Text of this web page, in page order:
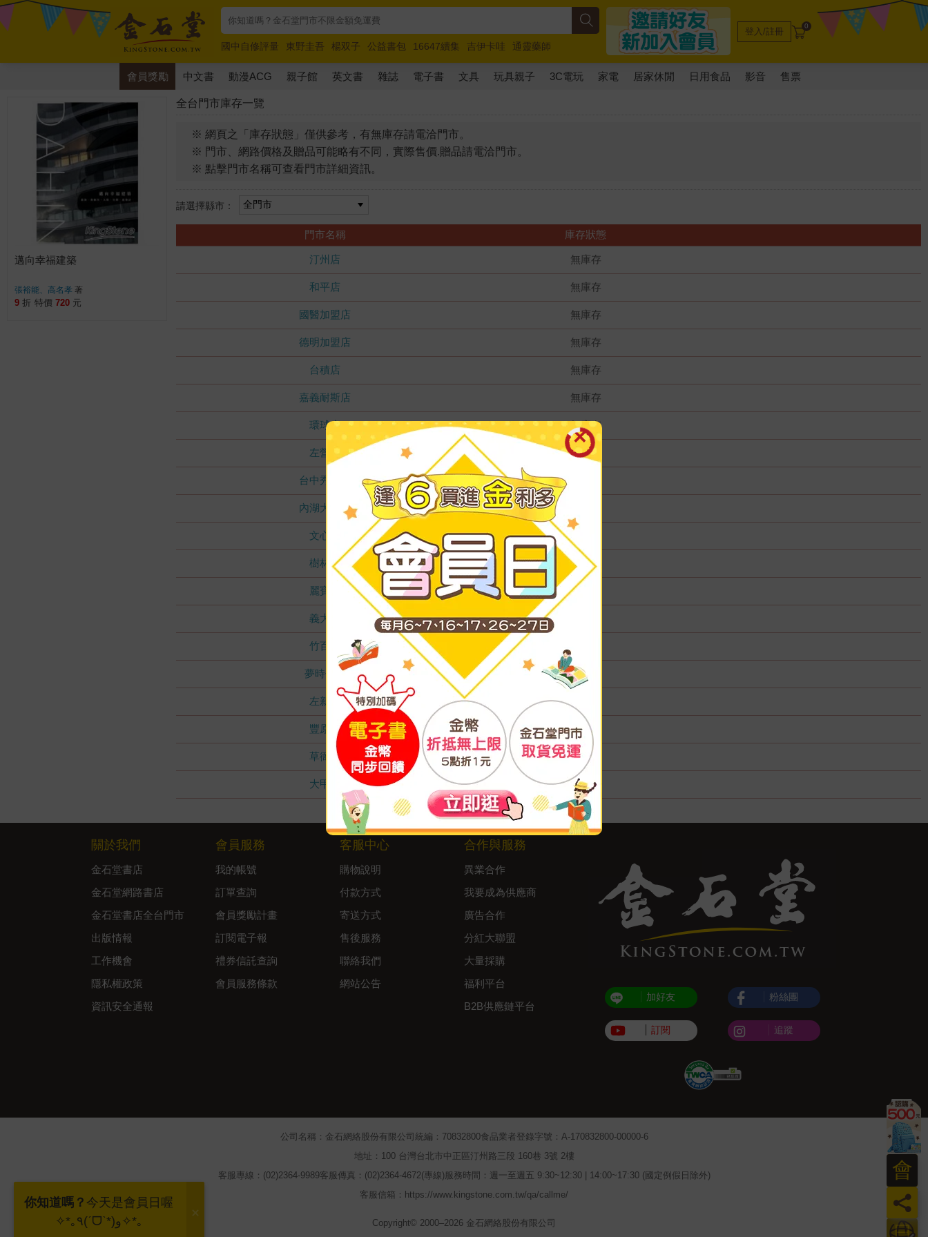
國中自修評量 東野圭吾 楊双子 公益書包 16647續集 吉伊卡哇
通靈藥師
唯紅花綻放
奧德賽 路邊攤新作 馬斯克 玩具總動員5 超慢跑
登入/註冊 0
會員獎勵 中文書 動漫ACG 親子館 英文書 雜誌 電子書 文具 玩具親子 3C電玩 家電 居家休閒 日用食品 影音 售票
全台門市庫存一覽
※ 網頁之「庫存狀態」僅供參考，有無庫存請電洽門市。
※ 門市、網路價格及贈品可能略有不同，實際售價.贈品請電洽門市。
※ 點擊門市名稱可查看門市詳細資訊。
請選擇縣市：
門市名稱 庫存狀態
汀州店 無庫存
和平店 無庫存
國醫加盟店 無庫存
德明加盟店 無庫存
台積店 無庫存
嘉義耐斯店 無庫存
環球店 無庫存
左營店 無庫存
台中秀泰店
內湖大潤發
文心店
樹林店 無庫存
麗寶店 無庫存
義大店
竹百店
夢時代店 無庫存
左新店
豐原店 無庫存
草衙店 無庫存
大甲店 無庫存
邁向幸福建築
張裕能、高名孝 著
9 折 特價 720 元
員
會
關於我們
金石堂書店
金石堂網路書店
金石堂書店全台門市
出版情報
工作機會
隱私權政策
資訊安全通報
會員服務
我的帳號
訂單查詢
會員獎勵計畫
訂閱電子報
禮券信託查詢
會員服務條款
客服中心
購物說明
付款方式
寄送方式
售後服務
聯絡我們
網站公告
合作與服務
異業合作
我要成為供應商
廣告合作
分紅大聯盟
大量採購
福利平台
B2B供應鏈平台
加好友
訂閱
粉絲團
追蹤
公司名稱：金石網絡股份有限公司 統編：70832800食品業者登錄字號：A-170832800-00000-6
地址：100 台灣台北市中正區汀州路三段 160巷 3號 2樓
客服專線：(02)2364-9989客服傳真：(02)2364-4672(專線) 服務時間：週一至週五 9:30~12:30 | 14:00~17:30 (國定例假日除外)
客服信箱：https://www.kingstone.com.tw/qa/callme/
Copyright© 2000–2026 金石網絡股份有限公司
你知道嗎？ 今天是會員日喔
✧*｡٩(ˊᗜˋ*)و✧*｡